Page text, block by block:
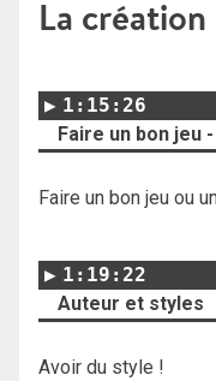
La création
1:15:26
Faire un bon jeu
Faire un bon jeu ou
1:19:22
Auteur et styles
Avoir du style !